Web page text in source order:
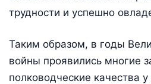
трудности и успешно
Таким образом, в годы
войны проявились многие
полководческие качества